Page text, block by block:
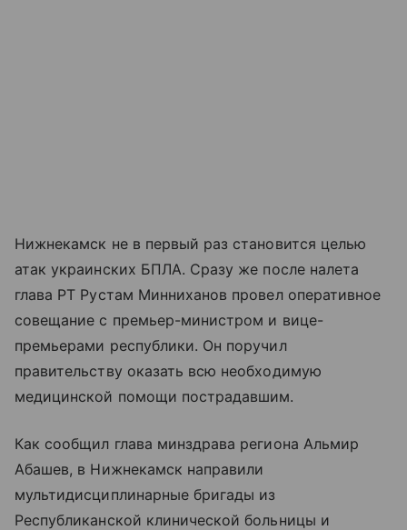
Нижнекамск не в первый раз становится целью
атак украинских БПЛА. Сразу же после налета
глава РТ Рустам Минниханов провел оперативное
совещание с премьер-министром и вице-
премьерами республики. Он поручил
правительству оказать всю необходимую
медицинской помощи пострадавшим.
Как сообщил глава минздрава региона Альмир
Абашев, в Нижнекамск направили
мультидисциплинарные бригады из
Республиканской клинической больницы и